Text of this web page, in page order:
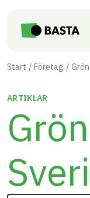
Start Företag
ARTIKLAR